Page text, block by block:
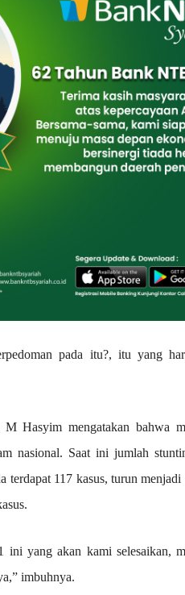
pada itu?, itu yang
M Hasyim mengatakan bahwa
nasional. Saat ini jumlah
terdapat 117 kasus, turun menjadi
ini yang akan kami selesaikan,
imbuhnya.